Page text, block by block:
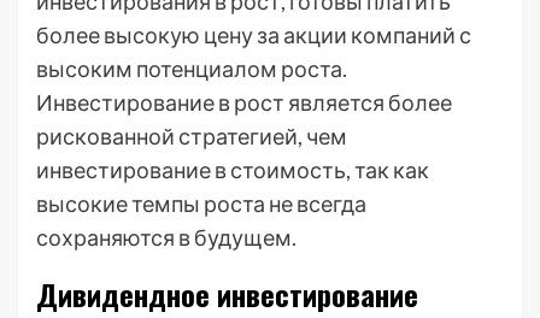
более высокую цену за акции компаний с
высоким потенциалом роста.
Инвестирование в рост является более
рискованной стратегией, чем
инвестирование в стоимость, так как
высокие темпы роста не всегда
сохраняются в будущем.
Дивидендное инвестирование